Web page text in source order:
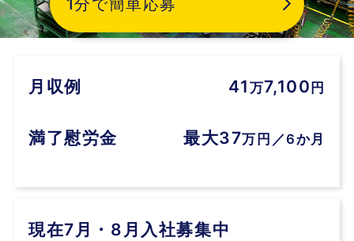
1分で簡単応募
月収例 41 万7,100 円
満了慰労金 最大37万円／6か月
現在7月・8月入社募集中